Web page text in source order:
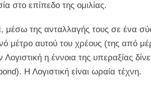
στο επίπεδο της ομιλίας.
της ανταλλαγής τους σε ένα
μέτρο αυτού του χρέους (της από
η έννοια της υπεραξίας
Η Λογιστική είναι ωραία τέχνη.